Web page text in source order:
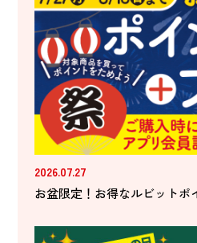
2026.07.27
お盆限定！お得なルビット